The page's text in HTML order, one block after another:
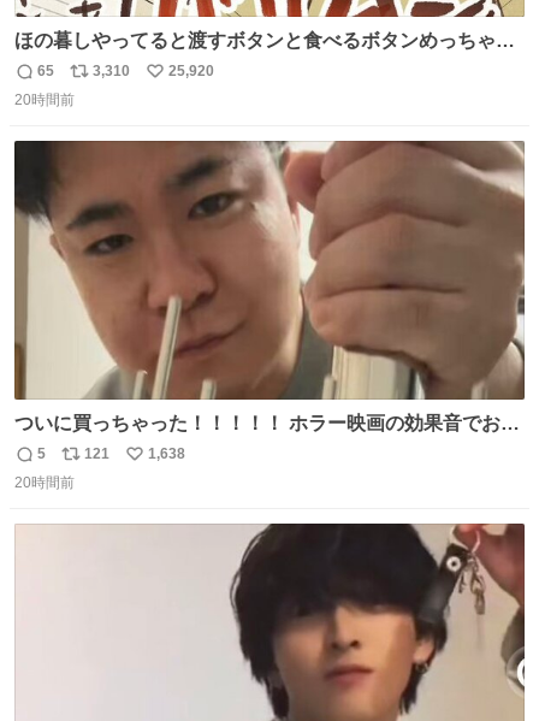
ほの暮しやってると渡すボタンと食べるボタンめっちゃ間
違えるんやけど
返
信
65
リ
ポ
3,310
い
25,920
20時間前
ついに買っちゃった！！！！！ ホラー映画の効果音でお馴
染みの！！ ウォーターフォン！！！
返
信
5
リ
ポ
121
い
1,638
20時間前